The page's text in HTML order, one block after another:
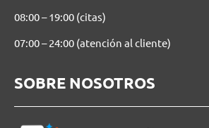
08:00 – 19:00 (citas)
07:00 – 24:00 (atención al cliente)
SOBRE NOSOTROS